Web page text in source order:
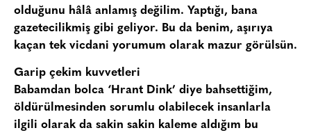
olduğunu hâlâ anlamış değilim. Yaptığı, bana
gazetecilikmiş gibi geliyor. Bu da benim, aşırıya
kaçan tek vicdani yorumum olarak mazur görülsün.
Garip çekim kuvvetleri
Babamdan bolca ‘Hrant Dink’ diye bahsettiğim,
öldürülmesinden sorumlu olabilecek insanlarla
ilgili olarak da sakin sakin kaleme aldığım bu